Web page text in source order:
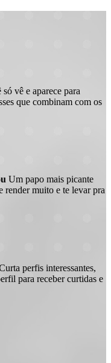
só vê e aparece para
que combinam com os
Um papo mais picante
render muito e te levar pra
perfis interessantes,
para receber curtidas e